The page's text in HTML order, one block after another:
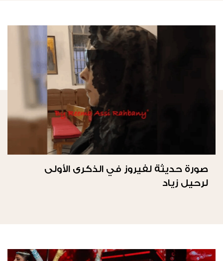
صورة حديثة لفيروز في الذكرى الأولى
لرحيل زياد